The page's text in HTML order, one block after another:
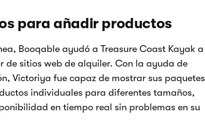
para añadir productos
Booqable ayudó a Treasure Coast Kayak a
de sitios web de alquiler. Con la ayuda de
Victoriya fue capaz de mostrar sus paquetes
individuales para diferentes tamaños,
en tiempo real sin problemas en su